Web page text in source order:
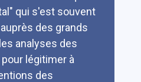
qui s'est souvent
des grands
analyses des
légitimer à
des